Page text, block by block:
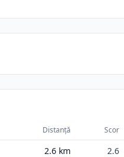
Distanță Scor
2.6 km 2.6